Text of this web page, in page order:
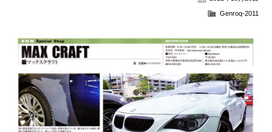
Genroq-2011